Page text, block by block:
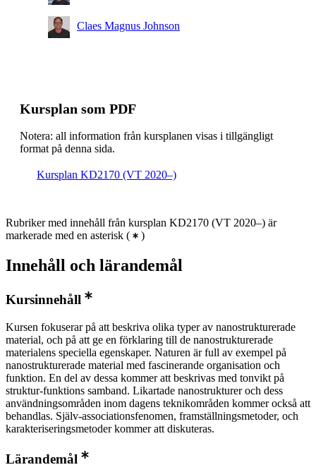
Claes Magnus Johnson
Kursplan som PDF
Notera: all information från kursplanen visas i tillgängligt
format på denna sida.
Kursplan KD2170 (VT 2020–)
Rubriker med innehåll från kursplan KD2170 (VT 2020–) är
markerade med en asterisk ( )
Innehåll och lärandemål
Kursinnehåll
Kursen fokuserar på att beskriva olika typer av nanostrukturerade
material, och på att ge en förklaring till de nanostrukturerade
materialens speciella egenskaper. Naturen är full av exempel på
nanostrukturerade material med fascinerande organisation och
funktion. En del av dessa kommer att beskrivas med tonvikt på
struktur-funktions samband. Likartade nanostrukturer och dess
användningsområden inom dagens teknikområden kommer också att
behandlas. Själv-associationsfenomen, framställningsmetoder, och
karakteriseringsmetoder kommer att diskuteras.
Lärandemål